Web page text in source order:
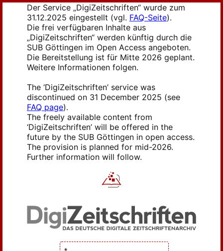
Der Service „DigiZeitschriften“ wurde zum
31.12.2025 eingestellt (vgl. FAQ-Seite).
Die frei verfügbaren Inhalte aus
„DigiZeitschriften“ werden künftig durch die
SUB Göttingen im Open Access angeboten.
Die Bereitstellung ist für Mitte 2026 geplant.
Weitere Informationen folgen.
The ‘DigiZeitschriften’ service was
discontinued on 31 December 2025 (see
FAQ page).
The freely available content from
‘DigiZeitschriften’ will be offered in the
future by the SUB Göttingen in open access.
The provision is planned for mid-2026.
Further information will follow.